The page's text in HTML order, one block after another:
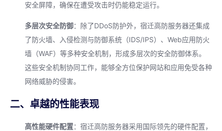
安全屏障，确保在遭受攻击时仍能稳定运行。
多层次安全防御：除了DDoS防护外，宿迁高防服务器还集成
了防火墙、入侵检测与防御系统（IDS/IPS）、Web应用防火
墙（WAF）等多种安全机制，形成多层次的安全防御体系。
这些安全机制协同工作，能够全方位保护网站和应用免受各种
网络威胁的侵害。
二、卓越的性能表现
高性能硬件配置：宿迁高防服务器采用国际领先的硬件配置，